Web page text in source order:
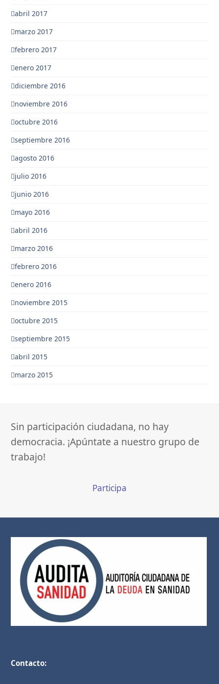
abril 2017
marzo 2017
febrero 2017
enero 2017
diciembre 2016
noviembre 2016
octubre 2016
septiembre 2016
agosto 2016
julio 2016
junio 2016
mayo 2016
abril 2016
marzo 2016
febrero 2016
enero 2016
noviembre 2015
octubre 2015
septiembre 2015
abril 2015
marzo 2015
Sin participación ciudadana, no hay
democracia. ¡Apúntate a nuestro grupo de
trabajo!
Participa
Contacto: